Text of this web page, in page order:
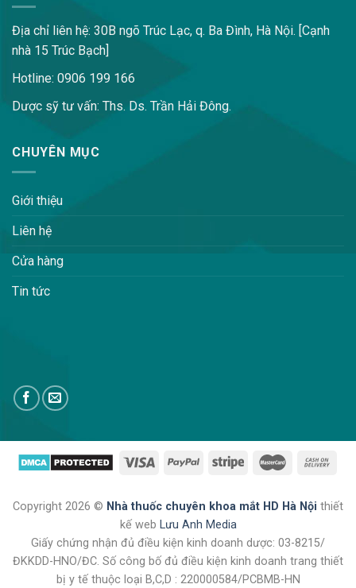
Địa chỉ liên hệ: 30B ngõ Trúc Lạc, q. Ba Đình, Hà Nội. [Cạnh
nhà 15 Trúc Bạch]
Hotline: 0906 199 166
Dược sỹ tư vấn: Ths. Ds. Trần Hải Đông.
CHUYÊN MỤC
Giới thiệu
Liên hệ
Cửa hàng
Tin tức
Copyright 2026 © Nhà thuốc chuyên khoa mắt HD Hà Nội thiết
kế web Lưu Anh Media
Giấy chứng nhận đủ điều kiện kinh doanh dược: 03-8215/
ĐKKDD-HNO/ĐC. Số công bố đủ điều kiện kinh doanh trang thiết
bị y tế thuộc loại B,C,D : 220000584/PCBMB-HN